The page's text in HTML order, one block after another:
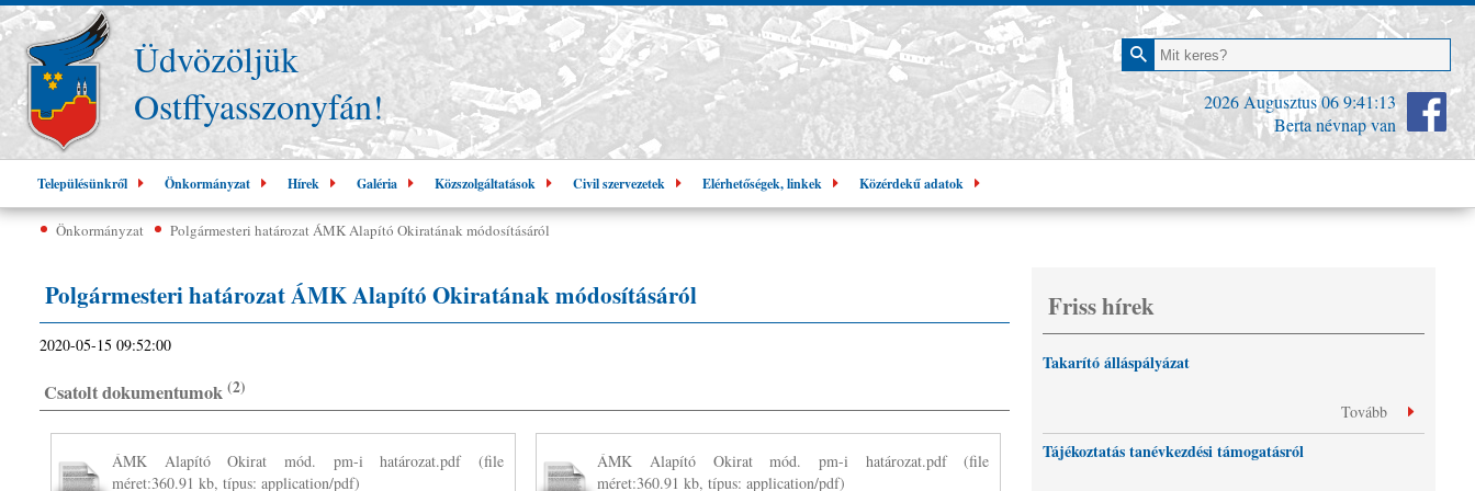
Üdvözöljük
Ostffyasszonyfán!
2026 Augusztus 069:41:14
Berta névnap van
Településünkről Önkormányzat Hírek Galéria Közszolgáltatások Civil szervezetek Elérhetőségek, linkek Közérdekű adatok
Önkormányzat Polgármesteri határozat ÁMK Alapító Okiratának módosításáról
Polgármesteri határozat ÁMK Alapító Okiratának módosításáról
2020-05-15 09:52:00
Csatolt dokumentumok (2)
ÁMK Alapító Okirat mód. pm-i határozat.pdf(file
méret:360.91 kb, típus: application/pdf)
ÁMK Alapító Okirat mód. pm-i határozat.pdf(file
méret:360.91 kb, típus: application/pdf)
Friss hírek
Takarító álláspályázat
Tovább
Tájékoztatás tanévkezdési támogatásról